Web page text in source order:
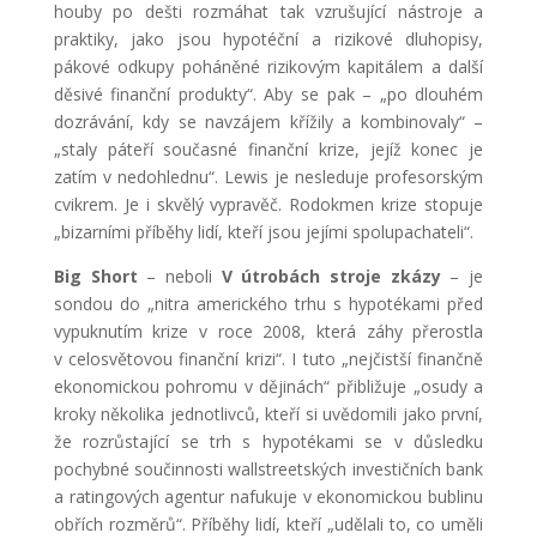
houby po dešti rozmáhat tak vzrušující nástroje a
praktiky, jako jsou hypotéční a rizikové dluhopisy,
pákové odkupy poháněné rizikovým kapitálem a další
děsivé finanční produkty“. Aby se pak – „po dlouhém
dozrávání, kdy se navzájem křížily a kombinovaly“ –
„staly páteří současné finanční krize, jejíž konec je
zatím v nedohlednu“. Lewis je nesleduje profesorským
cvikrem. Je i skvělý vypravěč. Rodokmen krize stopuje
„bizarními příběhy lidí, kteří jsou jejími spolupachateli“.
Big Short – neboli V útrobách stroje zkázy – je
sondou do „nitra amerického trhu s hypotékami před
vypuknutím krize v roce 2008, která záhy přerostla
v celosvětovou finanční krizi“. I tuto „nejčistší finančně
ekonomickou pohromu v dějinách“ přibližuje „osudy a
kroky několika jednotlivců, kteří si uvědomili jako první,
že rozrůstající se trh s hypotékami se v důsledku
pochybné součinnosti wallstreetských investičních bank
a ratingových agentur nafukuje v ekonomickou bublinu
obřích rozměrů“. Příběhy lidí, kteří „udělali to, co uměli